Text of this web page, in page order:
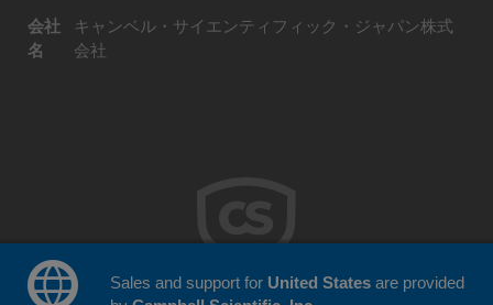
会社
名
キャンベル・サイエンティフィック・ジャパン株式
会社
Sales and support for United Statesare provided